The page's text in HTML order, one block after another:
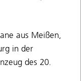
aus Meißen,
in der
des 20.